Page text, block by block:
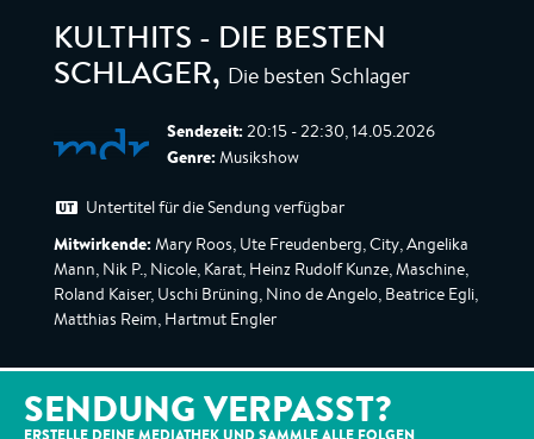
KULTHITS - DIE BESTEN
SCHLAGER, Die besten Schlager
Sendezeit: 20:15 - 22:30, 14.05.2026
Genre: Musikshow
Untertitel für die Sendung verfügbar
Mitwirkende: Mary Roos, Ute Freudenberg, City, Angelika
Mann, Nik P., Nicole, Karat, Heinz Rudolf Kunze, Maschine,
Roland Kaiser, Uschi Brüning, Nino de Angelo, Beatrice Egli,
Matthias Reim, Hartmut Engler
SENDUNG VERPASST?
ERSTELLE DEINE MEDIATHEK UND SAMMLE ALLE FOLGEN